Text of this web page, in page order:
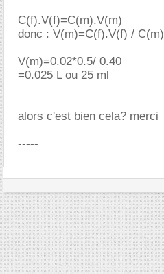
C(f).V(f)=C(m).V(m)
donc : V(m)=C(f).V(f) / C(m)
V(m)=0.02*0.5/ 0.40
=0.025 L ou 25 ml
alors c'est bien cela? merci
-----